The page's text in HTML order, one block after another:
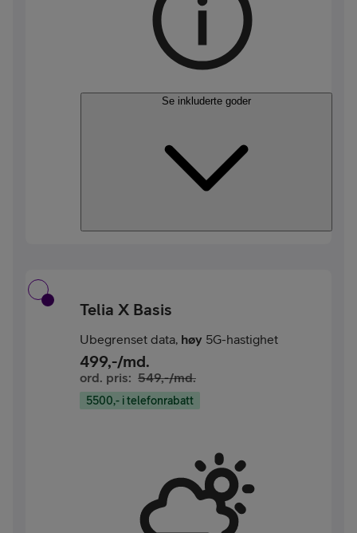
Se inkluderte goder
Telia X Basis
Ubegrenset data, høy 5G-hastighet
499,-/md.
ord. pris: 549,-/md.
5500,- i telefonrabatt